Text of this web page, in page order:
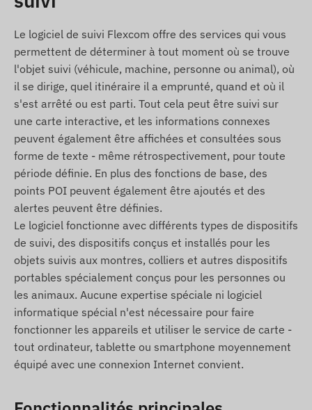
Pour un fonctionnement normal, l’appareil
nécessite une connexion active aux systèmes de
localisation satellite et au réseau mobile. Ceux-ci
assurent la collecte, la transmission des données
et la communication avec le téléphone du
propriétaire ou le système central lors de
l’utilisation du logiciel de suivi. L’appareil
communique via le réseau mobile à l’aide d’une
carte SIM insérée (remplaçable).
Zone de fonctionnement
2G : Monde entier
4G : Monde entier
Options d’achat
Si vous achetez uniquement l’appareil (sans
abonnement logiciel), il est livré avec les
paramètres d’usine. Vous devez vous occuper
Le logiciel de suivi Flexcom offre des services qui vous
permettent de déterminer à tout moment où se trouve
l'objet suivi (véhicule, machine, personne ou animal), où
il se dirige, quel itinéraire il a emprunté, quand et où il
s'est arrêté ou est parti. Tout cela peut être suivi sur
une carte interactive, et les informations connexes
peuvent également être affichées et consultées sous
forme de texte - même rétrospectivement, pour toute
période définie. En plus des fonctions de base, des
points POI peuvent également être ajoutés et des
alertes peuvent être définies.
Le logiciel fonctionne avec différents types de dispositifs
de suivi, des dispositifs conçus et installés pour les
objets suivis aux montres, colliers et autres dispositifs
portables spécialement conçus pour les personnes ou
les animaux. Aucune expertise spéciale ni logiciel
informatique spécial n'est nécessaire pour faire
fonctionner les appareils et utiliser le service de carte -
tout ordinateur, tablette ou smartphone moyennement
équipé avec une connexion Internet convient.